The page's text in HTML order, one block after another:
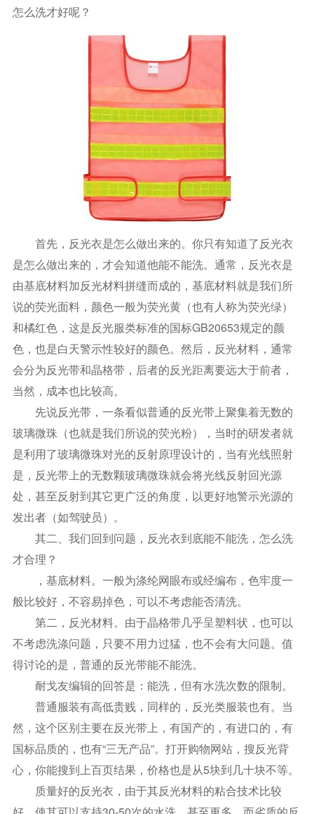
怎么洗才好呢？
首先，反光衣是怎么做出来的。你只有知道了反光衣
是怎么做出来的，才会知道他能不能洗。通常，反光衣是
由基底材料加反光材料拼缝而成的，基底材料就是我们所
说的荧光面料，颜色一般为荧光黄（也有人称为荧光绿）
和橘红色，这是反光服类标准的国标GB20653规定的颜
色，也是白天警示性较好的颜色。然后，反光材料，通常
会分为反光带和晶格带，后者的反光距离要远大于前者，
当然，成本也比较高。
先说反光带，一条看似普通的反光带上聚集着无数的
玻璃微珠（也就是我们所说的荧光粉），当时的研发者就
是利用了玻璃微珠对光的反射原理设计的，当有光线照射
是，反光带上的无数颗玻璃微珠就会将光线反射回光源
处，甚至反射到其它更广泛的角度，以更好地警示光源的
发出者（如驾驶员）。
其二、我们回到问题，反光衣到底能不能洗，怎么洗
才合理？
，基底材料。一般为涤纶网眼布或经编布，色牢度一
般比较好，不容易掉色，可以不考虑能否清洗。
第二，反光材料。由于晶格带几乎呈塑料状，也可以
不考虑洗涤问题，只要不用力过猛，也不会有大问题。值
得讨论的是，普通的反光带能不能洗。
耐戈友编辑的回答是：能洗，但有水洗次数的限制。
普通服装有高低贵贱，同样的，反光类服装也有。当
然，这个区别主要在反光带上，有国产的，有进口的，有
国标品质的，也有“三无产品”。打开购物网站，搜反光背
心，你能搜到上百页结果，价格也是从5块到几十块不等。
质量好的反光衣，由于其反光材料的粘合技术比较